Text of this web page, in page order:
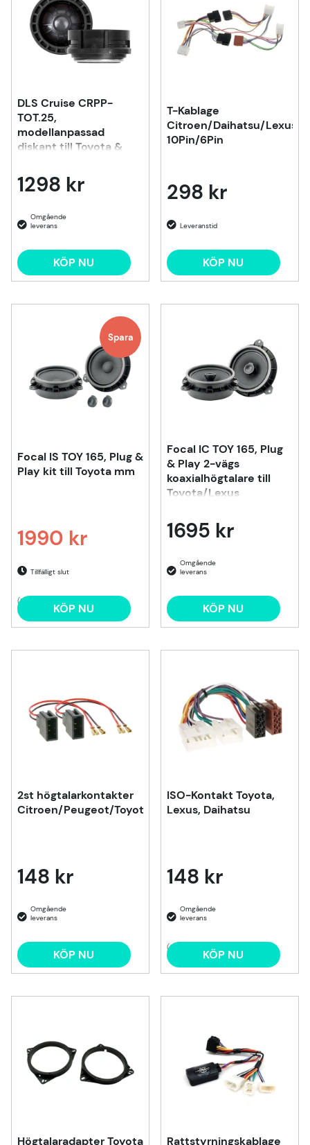
DLS Cruise CRPP-
TOT.25,
modellanpassad
diskant till Toyota &
1298 kr
KÖP NU
T-Kablage
Citroen/Daihatsu/Lexus/
10Pin/6Pin
298 kr
KÖP NU
Spara
Focal IS TOY 165, Plug &
Play kit till Toyota mm
1990 kr
Ordinarie pris:
Tillfälligt slut
(1) KÖP NU
Focal IC TOY 165, Plug
& Play 2-vägs
koaxialhögtalare till
Toyota/Lexus
1695 kr
KÖP NU
2st högtalarkontakter
Citroen/Peugeot/Toyota
148 kr
KÖP NU
ISO-Kontakt Toyota,
Lexus, Daihatsu
148 kr
(3) KÖP NU
Högtalaradapter Toyota Rattstyrningskablage